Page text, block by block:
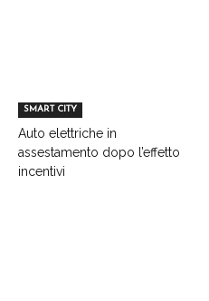
SMART CITY
Auto elettriche in
assestamento dopo l’effetto
incentivi